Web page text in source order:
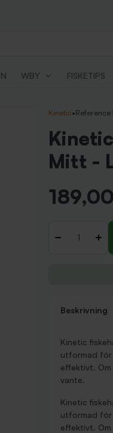
WBY FISKETIPS
Kinetic•
Mitt -
- +
Beskrivning
Kinetic
utformad för
effektivt.
vante.
Kinetic
utformad för
effektivt.